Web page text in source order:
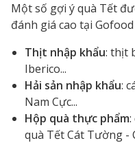
Một số gợi ý quà Tết
đánh giá cao tại
Thịt nhập khẩu: thịt
Iberico...
Hải sản nhập khẩu:
Nam Cực...
Hộp quà thực phẩm
quà Tết Cát Tường -